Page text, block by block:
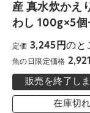
産 真水炊かえ
わし 100g×5個
定価 3,245 のと
魚の日限定価格 2,921
販売を終了しま
在庫切れ